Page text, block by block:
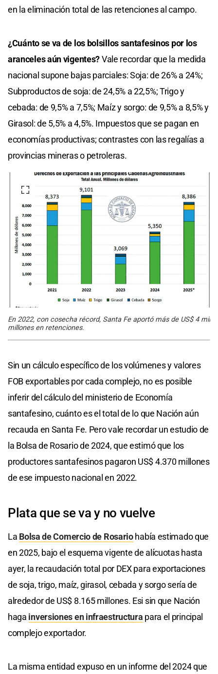
en la eliminación total de las retenciones al campo.
¿Cuánto se va de los bolsillos santafesinos por los
aranceles aún vigentes?Vale recordar que la medida
nacional supone bajas parciales: Soja: de 26% a 24%;
Subproductos de soja: de 24,5% a 22,5%; Trigo y
cebada: de 9,5% a 7,5%; Maíz y sorgo: de 9,5% a 8,5% y
Girasol: de 5,5% a 4,5%. Impuestos que se pagan en
economías productivas; contrastes con las regalías a
provincias mineras o petroleras.
En 2022, con cosecha récord, Santa Fe aportó más de US$ 4 mil
millones en retenciones.
Sin un cálculo específico de los volúmenes y valores
FOB exportables por cada complejo, no es posible
inferir del cálculo del ministerio de Economía
santafesino, cuánto es el total de lo que Nación aún
recauda en Santa Fe. Pero vale recordar un estudio de
la Bolsa de Rosario de 2024, que estimó que los
productores santafesinos pagaron US$ 4.370 millones
de ese impuesto nacional en 2022.
Plata que se va y no vuelve
La Bolsa de Comercio de Rosariohabía estimado que
en 2025, bajo el esquema vigente de alícuotas hasta
ayer, la recaudación total por DEX para exportaciones
de soja, trigo, maíz, girasol, cebada y sorgo sería de
alrededor de US$ 8.165 millones. Esi sin que Nación
haga inversiones en infraestructura para el principal
complejo exportador.
La misma entidad expuso en un informe del 2024 que